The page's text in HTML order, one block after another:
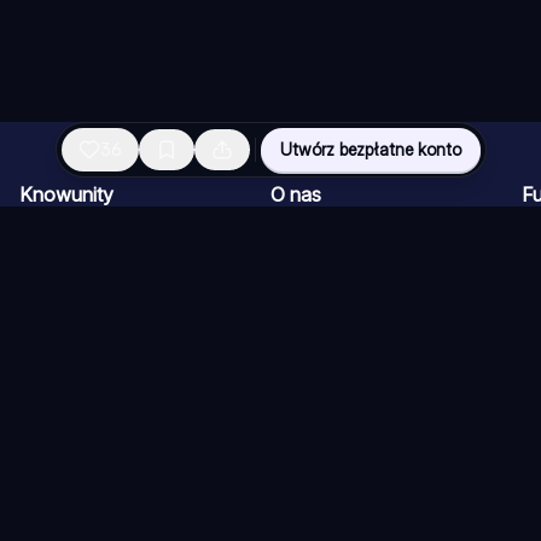
Utwórz bezpłatne konto
Knowunity O nas